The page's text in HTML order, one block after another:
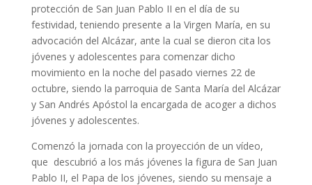
protección de San Juan Pablo II en el día de su
festividad, teniendo presente a la Virgen María, en su
advocación del Alcázar, ante la cual se dieron cita los
jóvenes y adolescentes para comenzar dicho
movimiento en la noche del pasado viernes 22 de
octubre, siendo la parroquia de Santa María del Alcázar
y San Andrés Apóstol la encargada de acoger a dichos
jóvenes y adolescentes.
Comenzó la jornada con la proyección de un vídeo,
que descubrió a los más jóvenes la figura de San Juan
Pablo II, el Papa de los jóvenes, siendo su mensaje a